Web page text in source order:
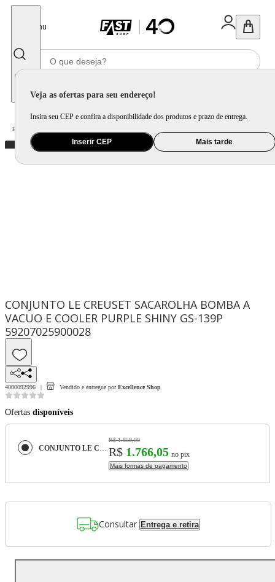
Menu
Veja as ofertas para seu endereço!
Insira seu CEP e confira a disponibilidade dos produtos e prazo de entrega.
Inserir CEP Mais tarde
Home
CONJUNTO LE CREUSET SACAROLHA BOMBA A
VACUO E COOLER PURPLE SHINY GS-139P
59207025900028
4000092996 Vendido e entregue por Excellence Shop
Ofertas disponíveis
CONJUNTO LE CREUSET SACAROLHA BOMBA A VACUO E COOLER PURPLE SHINY GS-139P 59207025900028
R$ 1.859,00
R$ 1.766,05 no pix
Mais formas de pagamento
Consultar Entrega e retira